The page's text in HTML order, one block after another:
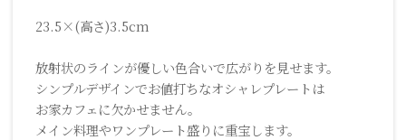
23.5×(高さ)3.5cm
放射状のラインが優しい色合いで広がりを見せます。
シンプルデザインでお値打ちなオシャレプレートは
お家カフェに欠かせません。
メイン料理やワンプレート盛りに重宝します。